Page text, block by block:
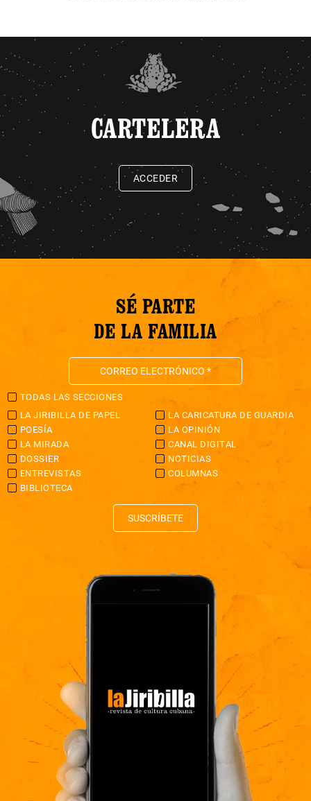
CARTELERA
ACCEDER
SÉ PARTE
DE LA FAMILIA
TODAS LAS SECCIONES
LA JIRIBILLA DE PAPEL
LA CARICATURA DE GUARDIA
POESÍA
LA OPINIÓN
LA MIRADA
CANAL DIGITAL
DOSSIER
NOTICIAS
ENTREVISTAS
COLUMNAS
BIBLIOTECA
SUSCRÍBETE